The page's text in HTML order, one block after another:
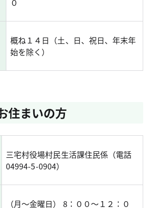
０
概ね１４日（土、日、祝日、年末年
始を除く）
住まいの方
三宅村役場村民生活課住民係（電話
04994-5-0904）
（月～金曜日） 8：００～１２：０